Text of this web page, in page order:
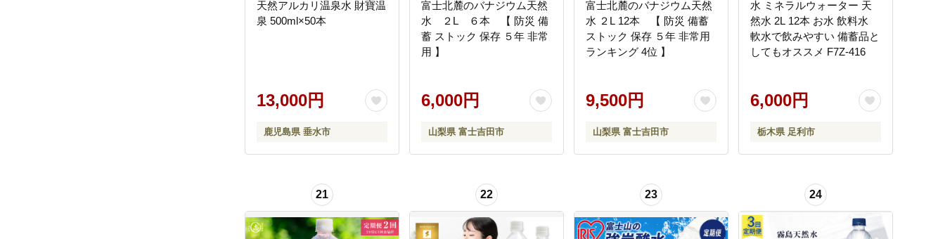
天然アルカリ温泉水 財寶温
泉 500ml×50本
13,000円
鹿児島県 垂水市
富士北麓のバナジウム天然
水 ２L ６本 【 防災 備
蓄 ストック 保存 ５年 非常
用 】
6,000円
山梨県 富士吉田市
富士北麓のバナジウム天然
水 ２L 12本 【 防災 備蓄
ストック 保存 ５年 非常用
ランキング 4位 】
9,500円
山梨県 富士吉田市
水 ミネラルウォーター 天
然水 2L 12本 お水 飲料水
軟水で飲みやすい 備蓄品と
してもオススメ F7Z-416
6,000円
栃木県 足利市
21 22 23 24